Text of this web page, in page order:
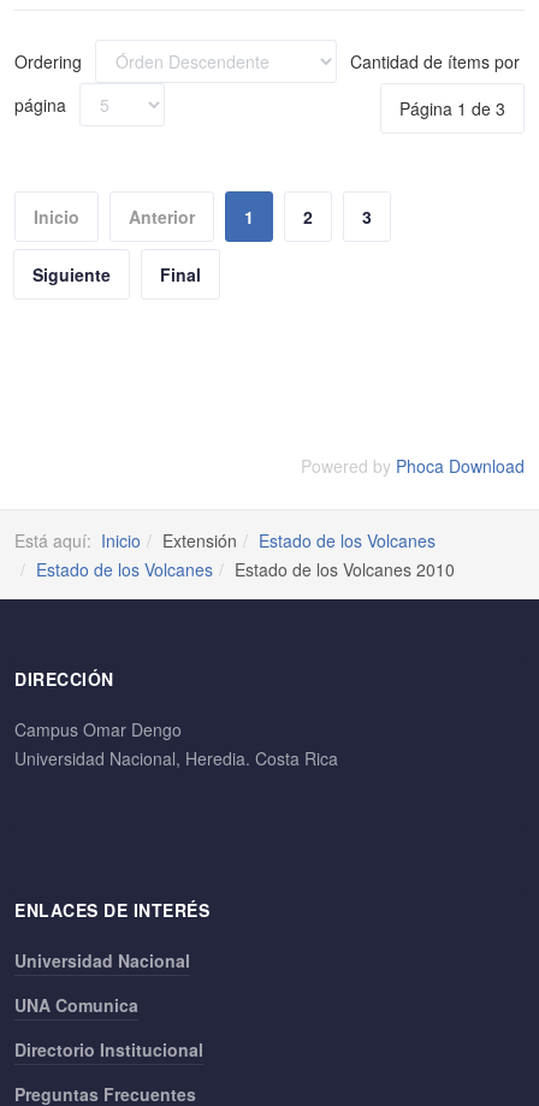
Ordering
Cantidad de ítems por
página
Página 1 de 3
Inicio Anterior 1 2 3
Siguiente Final
Powered by Phoca Download
Está aquí: Inicio Extensión
Estado de los Volcanes
Estado de los Volcanes
Estado de los Volcanes 2010
DIRECCIÓN
Campus Omar Dengo
Universidad Nacional, Heredia. Costa Rica
ENLACES DE INTERÉS
Universidad Nacional
UNA Comunica
Directorio Institucional
Preguntas Frecuentes